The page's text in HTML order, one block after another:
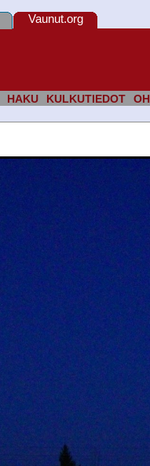
HAKU KULKUTIEDOT
Vaunut.org